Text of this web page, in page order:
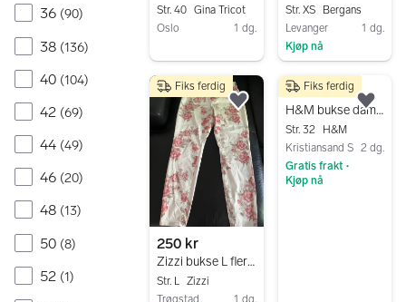
36 (90)
38 (136)
40 (104)
42 (69)
44 (49)
46 (20)
48 (13)
50 (8)
52 (1)
Str. 40 Gina Tricot
Oslo
1 dg.
Str. XS
Bergans
Levanger
1 dg.
Kjøp nå
250 kr
Zizzi bukse L flerfarget denim
Str. L Zizzi
Trøgstad
1 dg.
Fiks ferdig
Legg til som favoritt.
70 kr
H&M bukse dame størrelse 32 flerfarget polyester
Str. 32
H&M
Kristiansand S 2 dg.
Gratis frakt •
Kjøp nå
Fiks ferdig